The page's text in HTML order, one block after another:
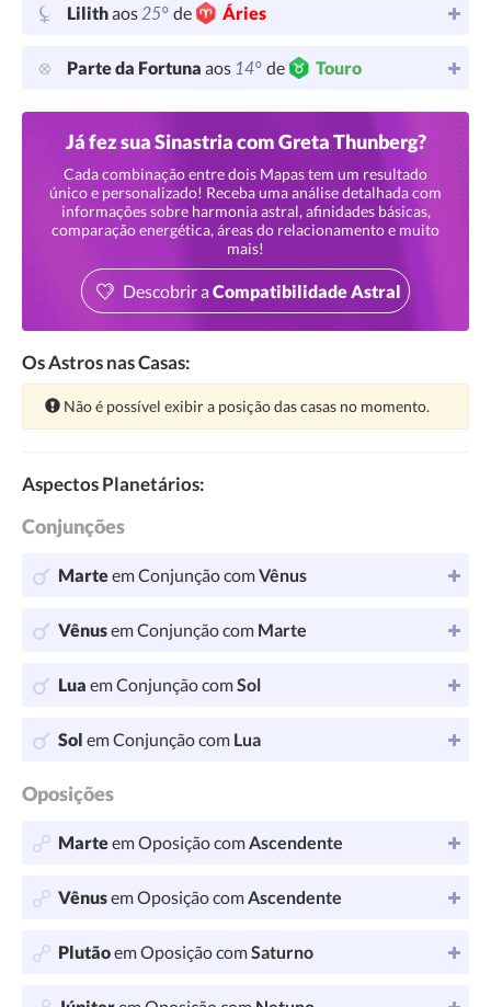
Lilithaos25° de Áries
Parte da Fortuna aos 14° de Touro
Já fez sua Sinastria com Greta Thunberg?
Cada combinação entre dois Mapas tem um resultado
único e personalizado! Receba uma análise detalhada com
informações sobre harmonia astral, afinidades básicas,
comparação energética, áreas do relacionamento e muito
mais!
Descobrir aCompatibilidade Astral
Os Astros nas Casas:
Atenção:
Não é possível exibir a posição das casas no momento.
Aspectos Planetários:
Conjunções
Marteem Conjunção comVênus
Vênusem Conjunção com Marte
Lua em Conjunção comSol
Sol em Conjunção com Lua
Oposições
Marteem Oposição comAscendente
Vênusem Oposição comAscendente
Plutãoem Oposição comSaturno